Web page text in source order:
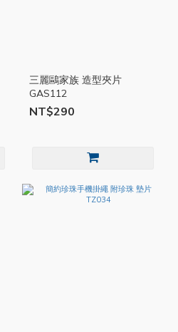
三麗鷗家族 造型夾片
GAS112
NT$290